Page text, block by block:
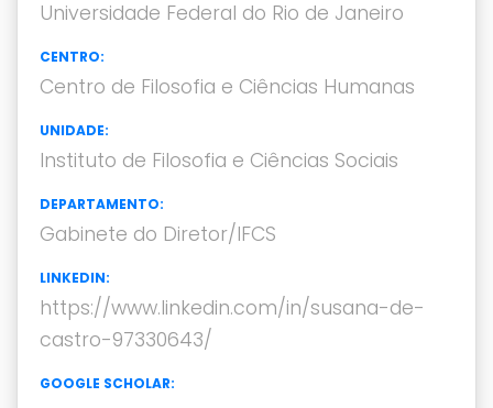
Universidade Federal do Rio de Janeiro
CENTRO:
Centro de Filosofia e Ciências Humanas
UNIDADE:
Instituto de Filosofia e Ciências Sociais
DEPARTAMENTO:
Gabinete do Diretor/IFCS
LINKEDIN:
https://www.linkedin.com/in/susana-de-
castro-97330643/
GOOGLE SCHOLAR: